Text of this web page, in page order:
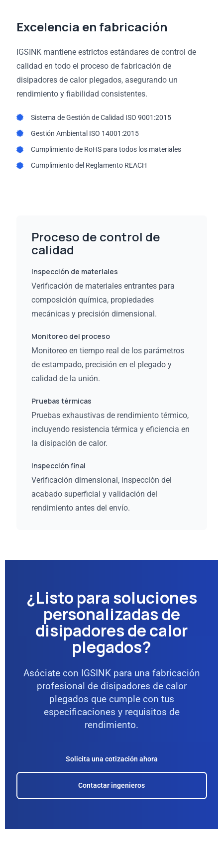
Excelencia en fabricación
IGSINK mantiene estrictos estándares de control de
calidad en todo el proceso de fabricación de
disipadores de calor plegados, asegurando un
rendimiento y fiabilidad consistentes.
Sistema de Gestión de Calidad ISO 9001:2015
Gestión Ambiental ISO 14001:2015
Cumplimiento de RoHS para todos los materiales
Cumplimiento del Reglamento REACH
Proceso de control de
calidad
Inspección de materiales
Verificación de materiales entrantes para
composición química, propiedades
mecánicas y precisión dimensional.
Monitoreo del proceso
Monitoreo en tiempo real de los parámetros
de estampado, precisión en el plegado y
calidad de la unión.
Pruebas térmicas
Pruebas exhaustivas de rendimiento térmico,
incluyendo resistencia térmica y eficiencia en
la disipación de calor.
Inspección final
Verificación dimensional, inspección del
acabado superficial y validación del
rendimiento antes del envío.
¿Listo para soluciones
personalizadas de
disipadores de calor
plegados?
Asóciate con IGSINK para una fabricación
profesional de disipadores de calor
plegados que cumple con tus
especificaciones y requisitos de
rendimiento.
Solicita una cotización ahora
Contactar ingenieros